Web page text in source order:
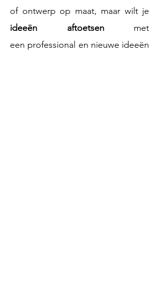
of ontwerp op maat, maar wilt je
ideeën aftoetsenmet
een professional en nieuwe ideeën